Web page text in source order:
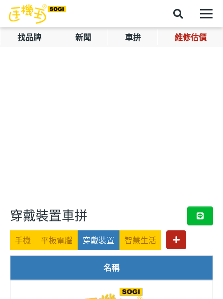
找品牌 新聞 車拚 維修估價
穿戴裝置車拼
手機 平板電腦 穿戴裝置 智慧生活
名稱